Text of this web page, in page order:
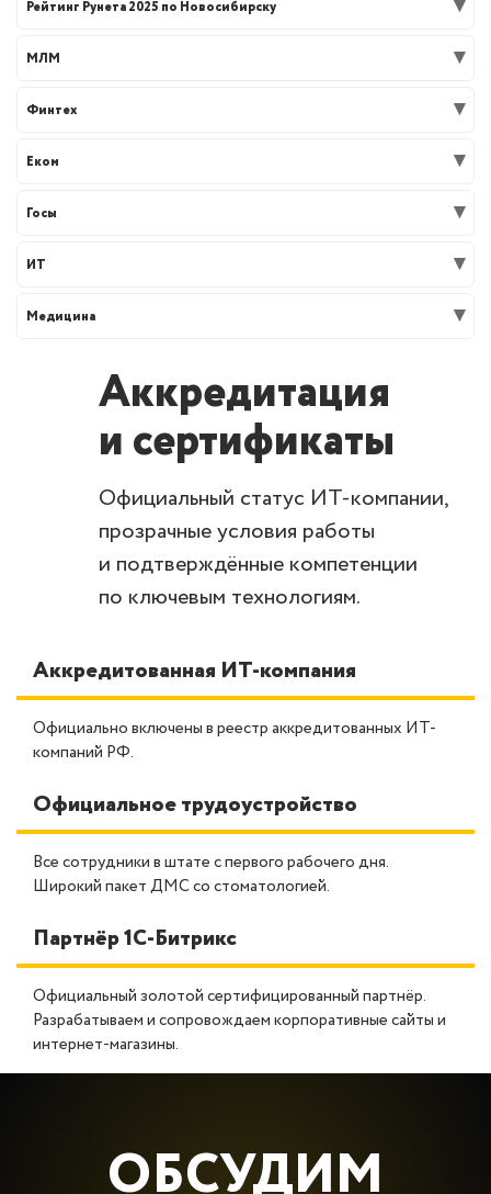
Рейтинг Рунета 2025 по Новосибирску
МЛМ
Финтех
Еком
Госы
ИТ
Медицина
Аккредитация
и сертификаты
Официальный статус ИТ-компании,
прозрачные условия работы
и подтверждённые компетенции
по ключевым технологиям.
Аккредитованная ИТ-компания
Официально включены в реестр аккредитованных ИТ-
компаний РФ.
Официальное трудоустройство
Все сотрудники в штате с первого рабочего дня.
Широкий пакет ДМС со стоматологией.
Партнёр 1С-Битрикс
Официальный золотой сертифицированный партнёр.
Разрабатываем и сопровождаем корпоративные сайты и
интернет-магазины.
ОБСУДИМ